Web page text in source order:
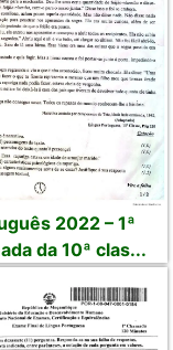
2022 – 1ª
da 10ª clas...